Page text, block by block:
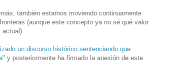
también estamos moviendo continuamente
(aunque este concepto ya no sé qué valor
un discurso histórico sentenciando que
" y posteriormente ha firmado la anexión de este